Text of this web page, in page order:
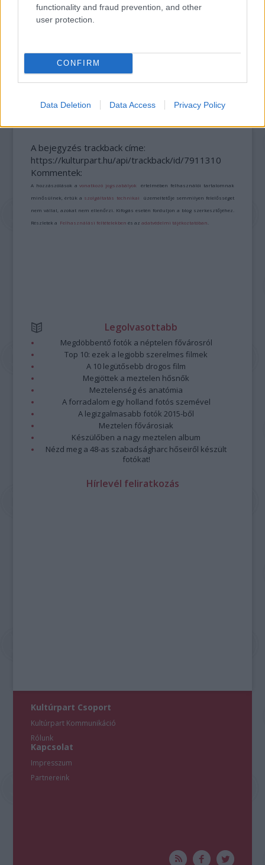
functionality and fraud prevention, and other
user protection.
CONFIRM
Data Deletion Data Access Privacy Policy
A bejegyzés trackback címe:
https://kulturpart.hu/api/trackback/id/7911310
Kommentek:
A hozzászólások avonatkozó jogszabályok értelmében felhasználói tartalomnak
minősülnek, értük a szolgáltatás technikai üzemeltetője semmilyen felelősséget
nem vállal, azokat nem ellenőrzi. Kifogás esetén forduljon a blog szerkesztőjéhez.
Részletek a Felhasználási feltételekben és azadatvédelmi tájékoztatóban
Legolvasottabb
Megdöbbentő fotók a néptelen fővárosról
Top 10: ezek a legjobb szerelmes filmek
A 10 legütősebb drogos film
Megjöttek a meztelen hősnők
Meztelenség és anatómia
A forradalom egy holland fotós szemével
A legizgalmasabb fotók 2015-ből
Meztelen fővárosiak
Készülőben a nagy meztelen album
Nézd meg a 48-as szabadságharc hőseiről készült
fotókat!
Hírlevél feliratkozás
Kultúrpart Csoport
Kultúrpart Kommunikáció
Rólunk
Kapcsolat
Impresszum
Partnereink